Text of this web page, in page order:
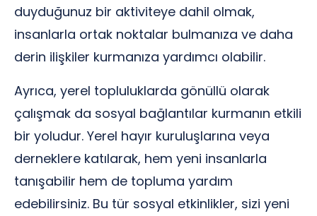
duyduğunuz bir aktiviteye dahil olmak,
insanlarla ortak noktalar bulmanıza ve daha
derin ilişkiler kurmanıza yardımcı olabilir.
Ayrıca, yerel topluluklarda gönüllü olarak
çalışmak da sosyal bağlantılar kurmanın etkili
bir yoludur. Yerel hayır kuruluşlarına veya
derneklere katılarak, hem yeni insanlarla
tanışabilir hem de topluma yardım
edebilirsiniz. Bu tür sosyal etkinlikler, sizi yeni